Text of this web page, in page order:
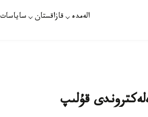
الەمدە قازاقستان ساياسات
قۇلىپ